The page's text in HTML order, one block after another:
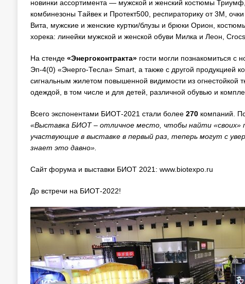
новинки ассортимента — мужской и женский костюмы
комбинезоны Tайвек и Протект500, респираторику от 3М,
Вита, мужские и женские куртки/блузы и брюки Орион,
хорека: линейки мужской и женской обуви Милка и Леон,
На стенде «Энергоконтракта»гости могли познакомиться
Эп-4(0) «Энерго-Тесла» Smart, а также с другой продукцией
сигнальным жилетом повышенной видимости из огнестойкой
одеждой, в том числе и для детей, различной обувью и
Всего экспонентами БИОТ-2021 стали более 270компаний.
«Выставка БИОТ – отличное место, чтобы найти «своих»
участвующие в выставке в первый раз, теперь могут с
знает это давно».
Сайт форума и выставки БИОТ 2021: www.biotexpo.ru
До встречи на БИОТ-2022!